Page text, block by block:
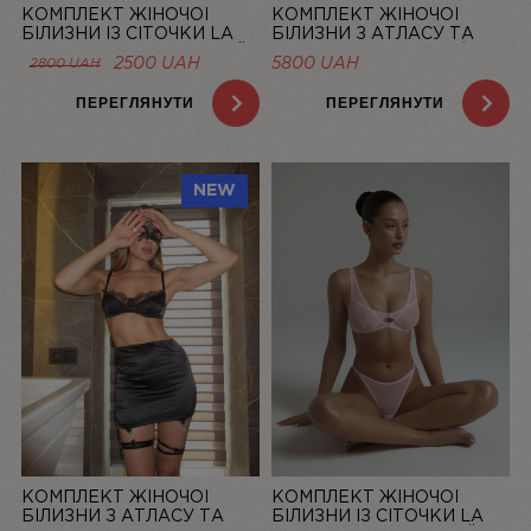
КОМПЛЕКТ ЖІНОЧОЇ
БІЛИЗНИ ІЗ СІТОЧКИ LA
DOLCE VITA ЛОСОСЕВИЙ |
LINIYA
2800UAH
ОРИГІНАЛЬНА
2800 UAH.
2500 UAHПОТОЧНА
ЦІНА:
2500 UAH.
ПЕРЕГЛЯНУТИ
КОМПЛЕКТ ЖІНОЧОЇ
БІЛИЗНИ З АТЛАСУ ТА
МЕРЕЖИВА “LA ROSÉE” ЗІ
СПІДНИЦЕЮ — LINIYA
5800 UAH
ПЕРЕГЛЯНУТИ
NEW
КОМПЛЕКТ ЖІНОЧОЇ
БІЛИЗНИ З АТЛАСУ ТА
КОМПЛЕКТ ЖІНОЧОЇ
БІЛИЗНИ ІЗ СІТОЧКИ LA